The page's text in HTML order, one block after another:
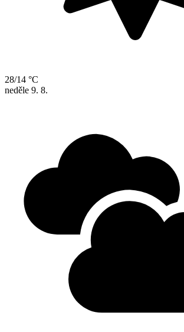
28/14 °C
neděle 9. 8.